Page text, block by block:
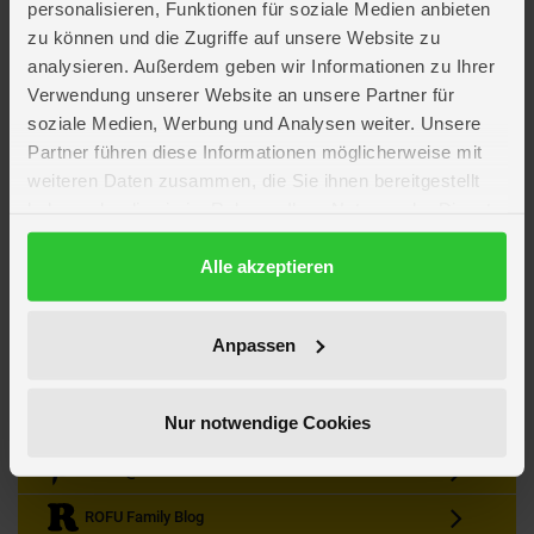
personalisieren, Funktionen für soziale Medien anbieten
zu können und die Zugriffe auf unsere Website zu
analysieren. Außerdem geben wir Informationen zu Ihrer
Verwendung unserer Website an unsere Partner für
soziale Medien, Werbung und Analysen weiter. Unsere
Partner führen diese Informationen möglicherweise mit
weiteren Daten zusammen, die Sie ihnen bereitgestellt
gesammelt haben.
DatenschutzerklärungAlle akzeptieren
Anpassen
Nur notwendige Cookies
Kein Angebot mehr verpassen
Zum Newsletter anmelden & Vorteile sichern
Anmelden
Gutscheine & Gewinnspiele
Neuheiten, Trends & Angebote
Werde unser Fan auf Facebook
ROFU Family Blog